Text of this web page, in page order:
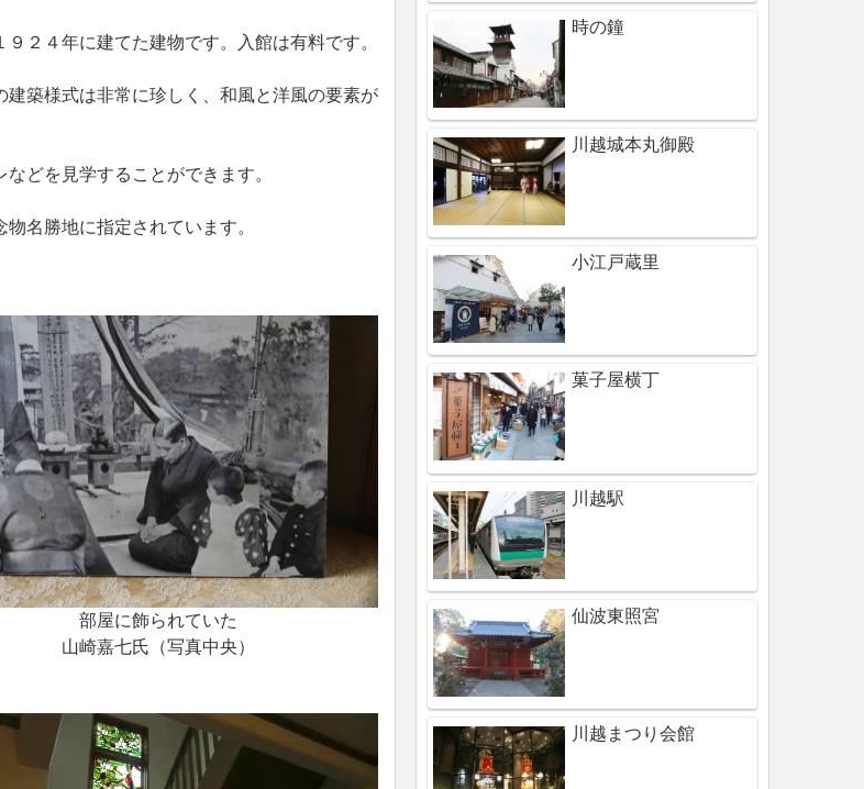
２４年に建てた建物です。入館は有料です。
築様式は非常に珍しく、和風と洋風の要素が
どを見学することができます。
名勝地に指定されています。
部屋に飾られていた
山崎嘉七氏（写真中央）
時の鐘
川越城本丸御殿
小江戸蔵里
菓子屋横丁
川越駅
仙波東照宮
川越まつり会館